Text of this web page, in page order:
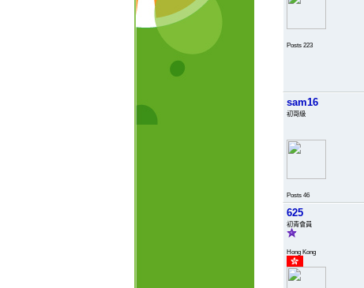
Posts 223
sam16
初哥級
Posts 46
625
初青會員
Hong Kong